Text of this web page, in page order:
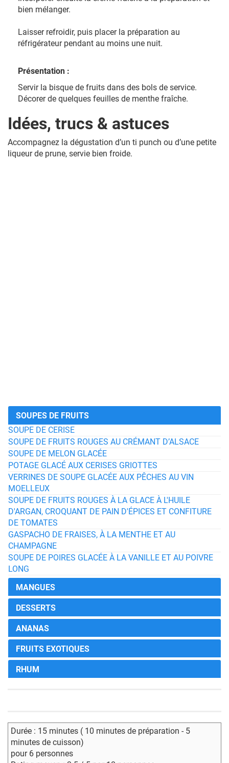
bien mélanger.
Laisser refroidir, puis placer la préparation au
réfrigérateur pendant au moins une nuit.
Présentation :
Servir la bisque de fruits dans des bols de service.
Décorer de quelques feuilles de menthe fraîche.
Idées, trucs & astuces
Accompagnez la dégustation d’un ti punch ou d’une petite
liqueur de prune, servie bien froide.
SOUPES DE FRUITS
SOUPE DE CERISE
SOUPE DE FRUITS ROUGES AU CRÉMANT D’ALSACE
SOUPE DE MELON GLACÉE
POTAGE GLACÉ AUX CERISES GRIOTTES
VERRINES DE SOUPE GLACÉE AUX PÊCHES AU VIN
MOELLEUX
SOUPE DE FRUITS ROUGES À LA GLACE À L'HUILE
D'ARGAN, CROQUANT DE PAIN D'ÉPICES ET CONFITURE
DE TOMATES
GASPACHO DE FRAISES, À LA MENTHE ET AU
CHAMPAGNE
SOUPE DE POIRES GLACÉE À LA VANILLE ET AU POIVRE
LONG
MANGUES
DESSERTS
ANANAS
FRUITS EXOTIQUES
RHUM
Durée : 15 minutes ( 10 minutes de préparation - 5
minutes de cuisson)
pour 6 personnes